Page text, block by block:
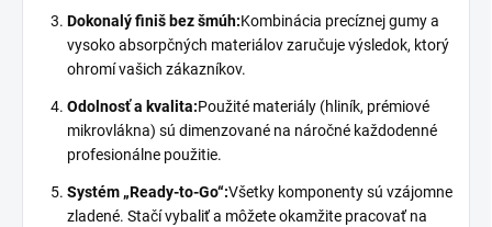
Dokonalý finiš bez šmúh:Kombinácia precíznej gumy a
vysoko absorpčných materiálov zaručuje výsledok, ktorý
ohromí vašich zákazníkov.
Odolnosť a kvalita:Použité materiály (hliník, prémiové
mikrovlákna) sú dimenzované na náročné každodenné
profesionálne použitie.
Systém „Ready-to-Go“:Všetky komponenty sú vzájomne
zladené. Stačí vybaliť a môžete okamžite pracovať na